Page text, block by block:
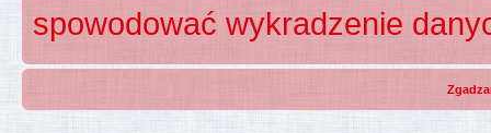
spowodować wykradzenie